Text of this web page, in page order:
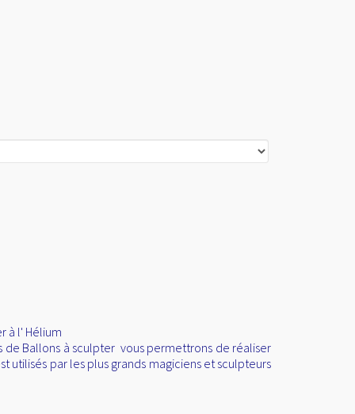
à l' Hélium
Ballons à sculpter vous permettrons de réaliser
utilisés par les plus grands magiciens et sculpteurs